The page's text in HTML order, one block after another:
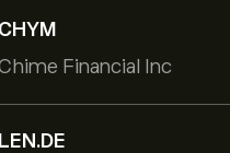
CHYM
Financial Inc
LEN.DE